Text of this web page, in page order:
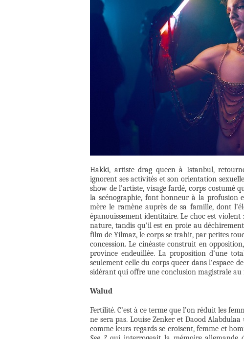
Hakki, artiste drag queen à Istanbul,
ignorent ses activités et son orientation
show de l’artiste, visage fardé, corps costumé
la scénographie, font honneur à la profusion
mère le ramène auprès de sa famille, dont
épanouissement identitaire. Le choc est
nature, tandis qu’il est en proie au
film de Yilmaz, le corps se trahit, par petites
concession. Le cinéaste construit en
province endeuillée. La proposition d’une
seulement celle du corps queer dans l’espace
sidérant qui offre une conclusion magistrale au
Walud
Fertilité. C’est à ce terme que l’on réduit les
ne sera pas. Louise Zenker et Daood
comme leurs regards se croisent, femme et